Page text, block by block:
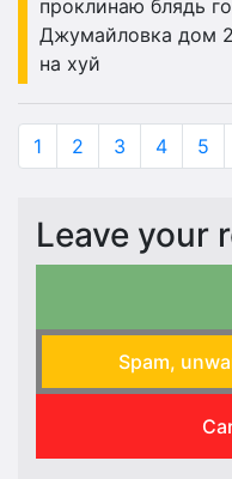
проклинаю блядь
Джумайловка дом
на хуй
1 2 3 4 5
Leave your
Spam,